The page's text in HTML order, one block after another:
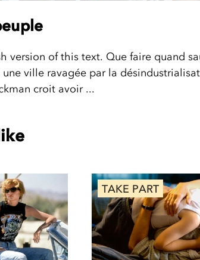
version of this text. Que faire quand
ville ravagée par la
croit avoir ...
TAKE PART